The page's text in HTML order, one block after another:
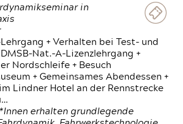
in
+ Verhalten bei Test- und
Nat.-A-Lizenzlehrgang +
Nordschleife + Besuch
+ Gemeinsames Abendessen +
Lindner Hotel an der Rennstrecke
erhalten grundlegende